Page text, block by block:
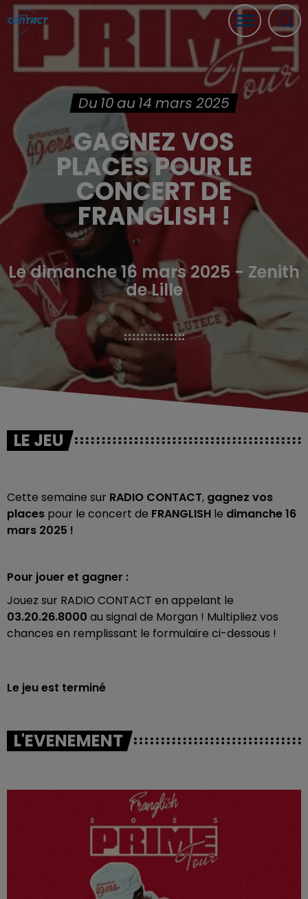
Du 10 au 14 mars 2025
GAGNEZ VOS
PLACES POUR LE
CONCERT DE
FRANGLISH !
Le dimanche 16 mars 2025 - Zenith
de Lille
LE JEU
Cette semaine sur RADIO CONTACT, gagnez vos
places pour le concert de FRANGLISH le dimanche 16
mars 2025 !
Pour jouer et gagner :
Jouez sur RADIO CONTACT en appelant le
03.20.26.8000 au signal de Morgan ! Multipliez vos
chances en remplissant le formulaire ci-dessous !
Le jeu est terminé
L'EVENEMENT